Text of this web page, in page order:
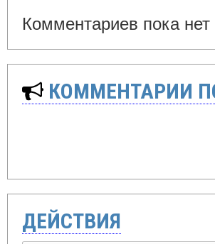
Комментариев пока нет
КОММЕНТАРИИ
ДЕЙСТВИЯ